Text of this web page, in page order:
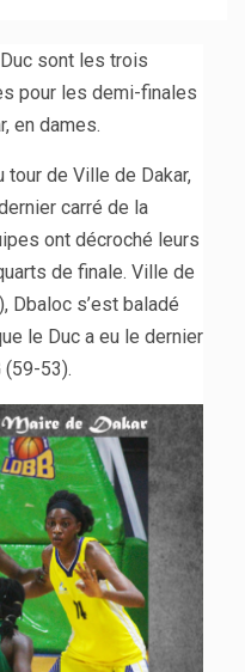
sont les trois
pour les demi-finales
en dames.
tour de Ville de Dakar,
carré de la
ont décroché leurs
de finale. Ville de
Dbaloc s’est baladé
le Duc a eu le dernier
(59-53).